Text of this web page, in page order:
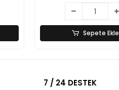
Sepete Ekle
7 / 24 DESTEK